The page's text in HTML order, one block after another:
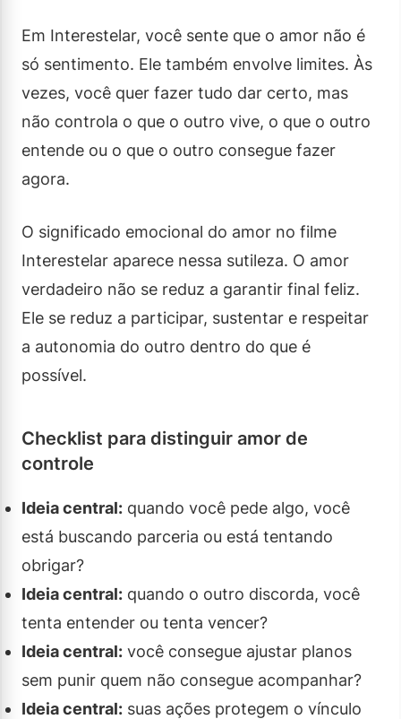
Em Interestelar, você sente que o amor não é
só sentimento. Ele também envolve limites. Às
vezes, você quer fazer tudo dar certo, mas
não controla o que o outro vive, o que o outro
entende ou o que o outro consegue fazer
agora.
O significado emocional do amor no filme
Interestelar aparece nessa sutileza. O amor
verdadeiro não se reduz a garantir final feliz.
Ele se reduz a participar, sustentar e respeitar
a autonomia do outro dentro do que é
possível.
Checklist para distinguir amor de
controle
Ideia central: quando você pede algo, você
está buscando parceria ou está tentando
obrigar?
Ideia central: quando o outro discorda, você
tenta entender ou tenta vencer?
Ideia central: você consegue ajustar planos
sem punir quem não consegue acompanhar?
Ideia central: suas ações protegem o vínculo